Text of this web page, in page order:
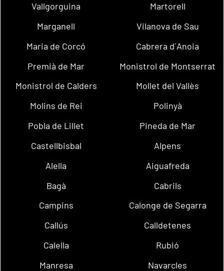
Vallgorguina
Martorell
Marganell
Vilanova de Sau
Maria de Corcó
Cabrera d´Anoia
Premià de Mar
Monistrol de Montserrat
Monistrol de Calders
Mollet del Vallès
Molins de Rei
Polinyà
Pobla de Lillet
Pineda de Mar
Castellbisbal
Alpens
Alella
Aiguafreda
Bagà
Cabrils
Campins
Calonge de Segarra
Callús
Calldetenes
Calella
Rubió
Manresa
Navarcles